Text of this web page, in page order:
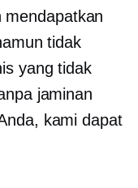
mendapatkan
tidak
yang tidak
jaminan
kami dapat